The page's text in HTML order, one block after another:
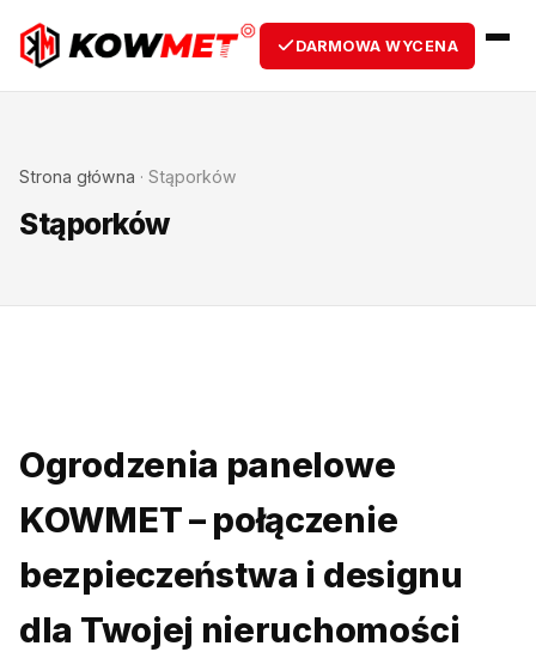
DARMOWA WYCENA
Strona główna · Stąporków
Stąporków
Ogrodzenia panelowe
KOWMET – połączenie
bezpieczeństwa i designu
dla Twojej nieruchomości